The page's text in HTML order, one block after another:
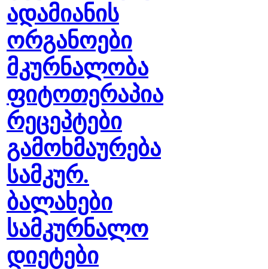
ადამიანის
ორგანოები
მკურნალობა
ფიტოთერაპია
რეცეპტები
გამოხმაურება
სამკურ.
ბალახები
სამკურნალო
დიეტები